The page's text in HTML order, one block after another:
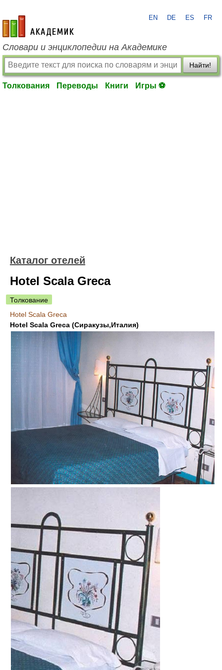
academic.ru
EN DE ES FR
Словари и энциклопедии на Академике
Найти!
Толкования Переводы Книги Игры ⚽
Каталог отелей
Hotel Scala Greca
Толкование
Hotel Scala Greca
Hotel Scala Greca (Сиракузы,Италия)